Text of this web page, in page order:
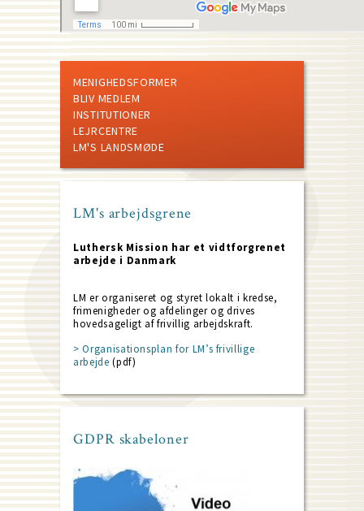
MENIGHEDSFORMER
BLIV MEDLEM
INSTITUTIONER
LEJRCENTRE
LM'S LANDSMØDE
LM's arbejdsgrene
Luthersk Mission har et vidtforgrenet
arbejde i Danmark
LM er organiseret og styret lokalt i kredse,
frimenigheder og afdelinger og drives
hovedsageligt af frivillig arbejdskraft.
> Organisationsplan for LM’s frivillige
arbejde (pdf)
GDPR skabeloner